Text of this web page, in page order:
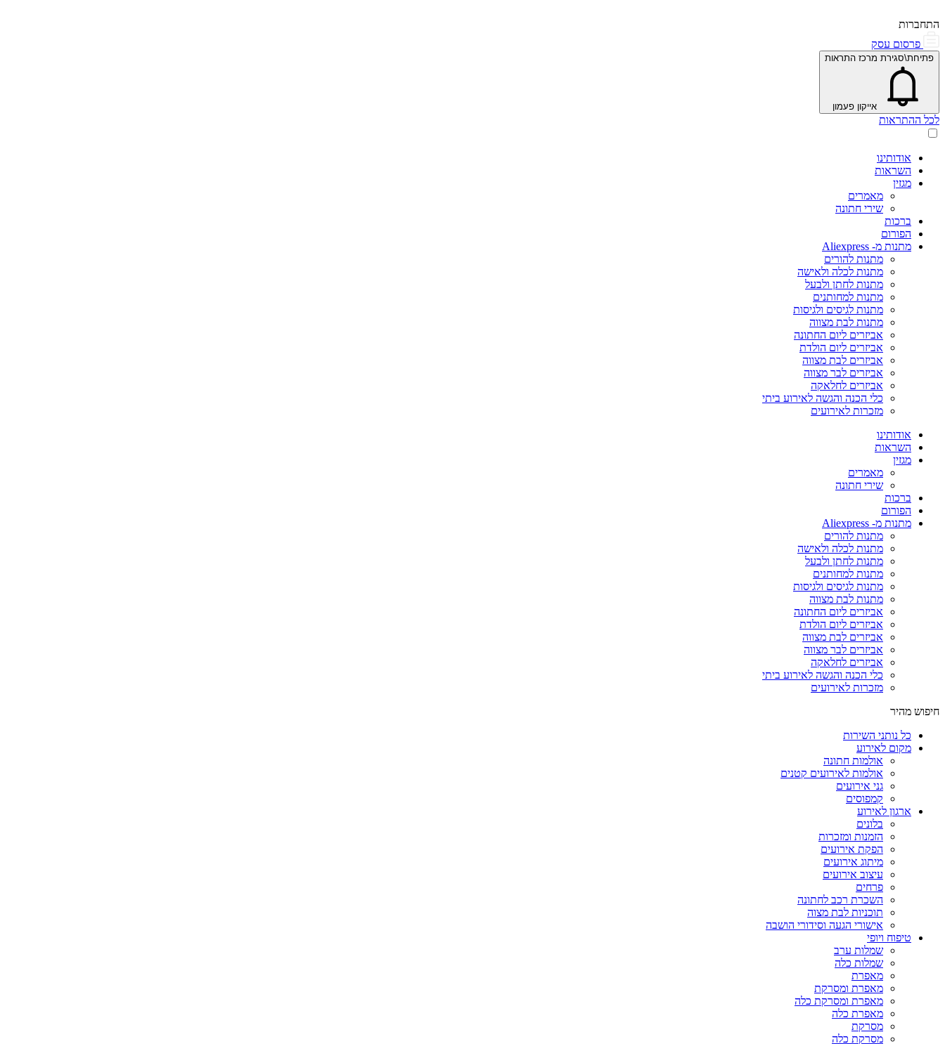
התחברות
פרסום עסק
פתיחת\סגירת מרכז התראות
אייקון פעמון
לכל ההתראות
אודותינו
השראות
מגזין
מאמרים
שירי חתונה
ברכות
הפורום
מתנות מ- Aliexpress
מתנות להורים
מתנות לכלה ולאישה
מתנות לחתן ולבעל
מתנות למחותנים
מתנות לגיסים ולגיסות
מתנות לבת מצווה
אביזרים ליום החתונה
אביזרים ליום הולדת
אביזרים לבת מצווה
אביזרים לבר מצווה
אביזרים לחלאקה
כלי הכנה והגשה לאירוע ביתי
מזכרות לאירועים
אודותינו
השראות
מגזין
מאמרים
שירי חתונה
ברכות
הפורום
מתנות מ- Aliexpress
מתנות להורים
מתנות לכלה ולאישה
מתנות לחתן ולבעל
מתנות למחותנים
מתנות לגיסים ולגיסות
מתנות לבת מצווה
אביזרים ליום החתונה
אביזרים ליום הולדת
אביזרים לבת מצווה
אביזרים לבר מצווה
אביזרים לחלאקה
כלי הכנה והגשה לאירוע ביתי
מזכרות לאירועים
חיפוש מהיר
כל נותני השירות
מקום לאירוע
אולמות חתונה
אולמות לאירועים קטנים
גני אירועים
קמפוסים
ארגון לאירוע
בלונים
הזמנות ומזכרות
הפקת אירועים
מיתוג אירועים
עיצוב אירועים
פרחים
השכרת רכב לחתונה
תוכניות לבת מצוה
אישורי הגעה וסידורי הושבה
טיפוח ויופי
שמלות ערב
שמלות כלה
מאפרת
מאפרת ומסרקת
מאפרת ומסרקת כלה
מאפרת כלה
מסרקת
מסרקת כלה